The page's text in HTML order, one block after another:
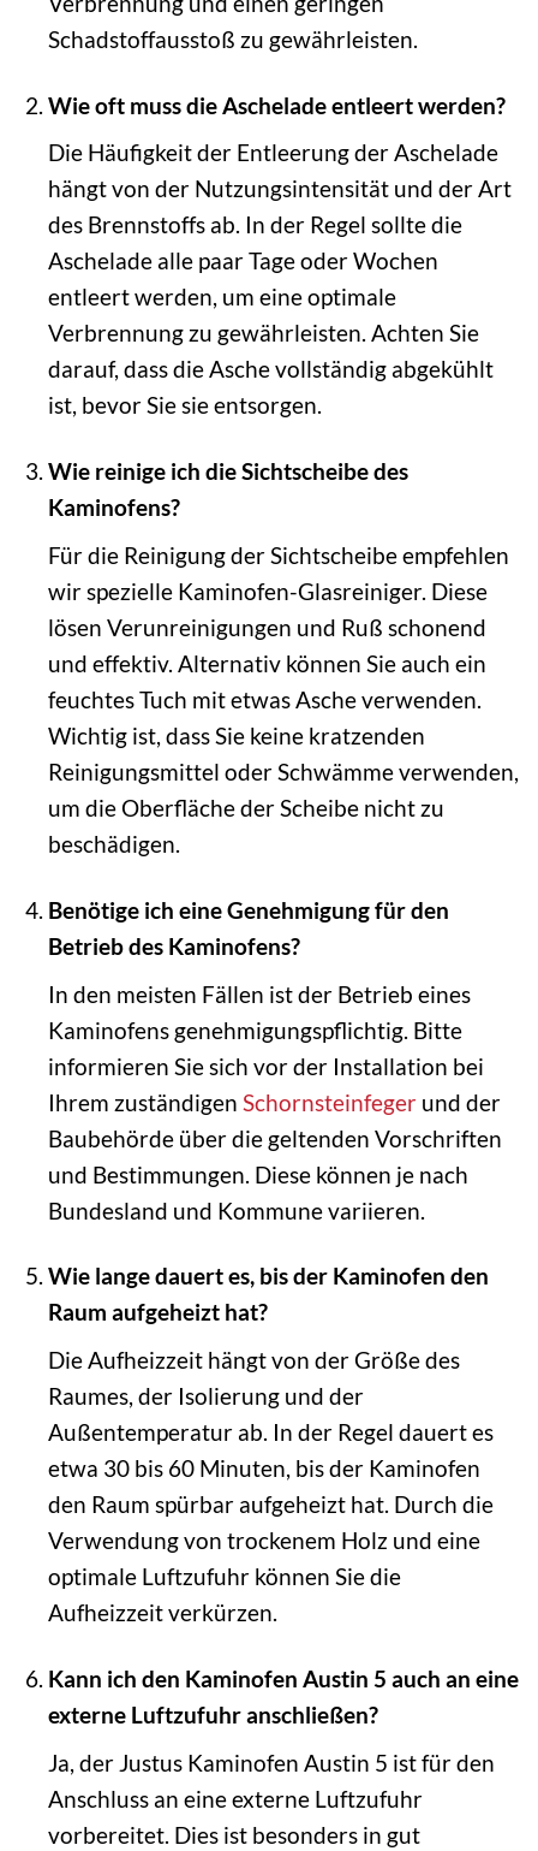
Schadstoffausstoß zu gewährleisten.
Wie oft muss die Aschelade entleert werden?
Die Häufigkeit der Entleerung der Aschelade
hängt von der Nutzungsintensität und der Art
des Brennstoffs ab. In der Regel sollte die
Aschelade alle paar Tage oder Wochen
entleert werden, um eine optimale
Verbrennung zu gewährleisten. Achten Sie
darauf, dass die Asche vollständig abgekühlt
ist, bevor Sie sie entsorgen.
Wie reinige ich die Sichtscheibe des
Kaminofens?
Für die Reinigung der Sichtscheibe empfehlen
wir spezielle Kaminofen-Glasreiniger. Diese
lösen Verunreinigungen und Ruß schonend
und effektiv. Alternativ können Sie auch ein
feuchtes Tuch mit etwas Asche verwenden.
Wichtig ist, dass Sie keine kratzenden
Reinigungsmittel oder Schwämme verwenden,
um die Oberfläche der Scheibe nicht zu
beschädigen.
Benötige ich eine Genehmigung für den
Betrieb des Kaminofens?
In den meisten Fällen ist der Betrieb eines
Kaminofens genehmigungspflichtig. Bitte
informieren Sie sich vor der Installation bei
Ihrem zuständigen Schornsteinfegerund der
Baubehörde über die geltenden Vorschriften
und Bestimmungen. Diese können je nach
Bundesland und Kommune variieren.
Wie lange dauert es, bis der Kaminofen den
Raum aufgeheizt hat?
Die Aufheizzeit hängt von der Größe des
Raumes, der Isolierung und der
Außentemperatur ab. In der Regel dauert es
etwa 30 bis 60 Minuten, bis der Kaminofen
den Raum spürbar aufgeheizt hat. Durch die
Verwendung von trockenem Holz und eine
optimale Luftzufuhr können Sie die
Aufheizzeit verkürzen.
Kann ich den Kaminofen Austin 5 auch an eine
externe Luftzufuhr anschließen?
Ja, der Justus Kaminofen Austin 5 ist für den
Anschluss an eine externe Luftzufuhr
vorbereitet. Dies ist besonders in gut